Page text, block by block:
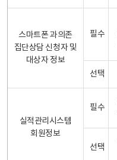
스마트폰 과의존
집단상담 신청자 및
대상자 정보
필수
선택
실적관리시스템
회원정보
필수
선택